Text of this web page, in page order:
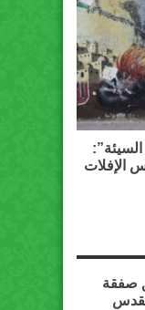
الإفلات
صفقة